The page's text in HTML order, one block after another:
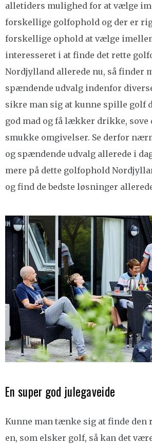
alletiders mulighed for at vælge
forskellige golfophold og der er
forskellige ophold at vælge
interesseret i at finde det rette
Nordjylland allerede nu, så finder
spændende udvalg indenfor
sikre man sig at kunne spille golf
god mad og få lækker drikke,
smukke omgivelser. Se derfor
og spændende udvalg allerede i
mere på dette golfophold
og find de bedste løsninger
En super god julegaveide
Kunne man tænke sig at finde den
en, som elsker golf, så kan det